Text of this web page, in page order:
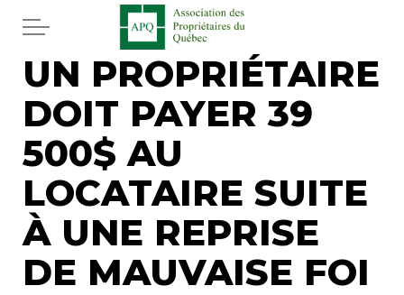
Aller au contenu principal
Accueil
Services
Actualités
Journal
Juridique
UN PROPRIÉTAIRE
DOIT PAYER 39
500$ AU
LOCATAIRE SUITE
À UNE REPRISE
DE MAUVAISE FOI